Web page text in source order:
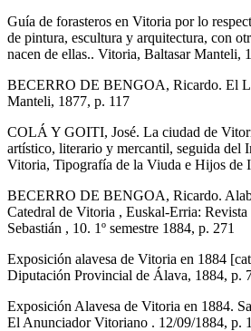
Guía de forasteros en Vitoria por lo
de pintura, escultura y arquitectura, con
nacen de ellas.. Vitoria, Baltasar Manteli,
BECERRO DE BENGOA, Ricardo. El
Manteli, 1877, p. 117
COLÁ Y GOITI, José. La ciudad de
artístico, literario y mercantil, seguida del
Vitoria, Tipografía de la Viuda e Hijos de
BECERRO DE BENGOA, Ricardo.
Catedral de Vitoria , Euskal-Erria: Revista
Sebastián , 10. 1º semestre 1884, p. 271
Exposición alavesa de Vitoria en 1884
Diputación Provincial de Álava, 1884, p.
Exposición Alavesa de Vitoria en 1884.
El Anunciador Vitoriano . 12/09/1884, p. 1